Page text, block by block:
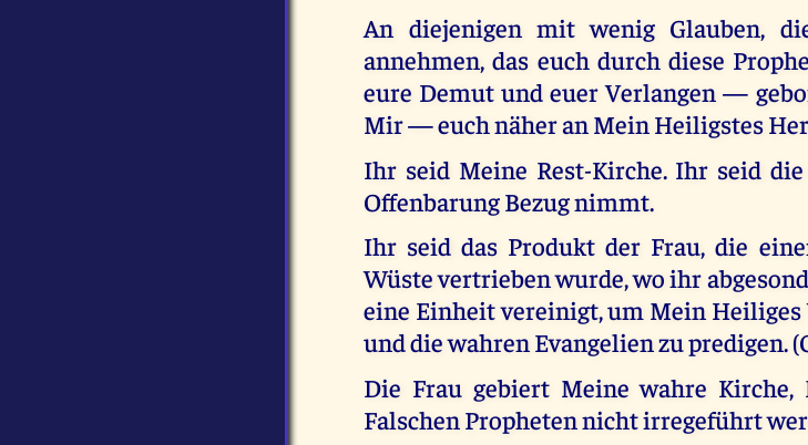
An diejenigen mit wenig Glauben,
annehmen, das euch durch diese
eure Demut und euer Verlangen —
Mir — euch näher an Mein Heiligstes
Ihr seid Meine Rest-Kirche. Ihr seid
Offenbarung Bezug nimmt.
Ihr seid das Produkt der Frau, die
Wüste vertrieben wurde, wo ihr
eine Einheit vereinigt, um Mein
und die wahren Evangelien zu predigen.
Die Frau gebiert Meine wahre
Falschen Propheten nicht irregeführt